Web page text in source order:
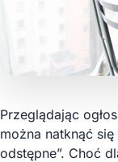
Przeglądając
można natknąć
odstępne”. Choć